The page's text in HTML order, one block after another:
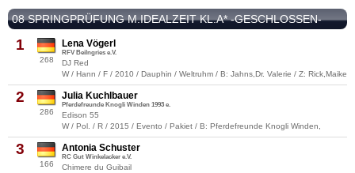
08 SPRINGPRÜFUNG M.IDEALZEIT KL.A* -GESCHLOSSEN-
1
268
Lena Vögerl
RFV Beilngries e.V.
DJ Red
W / Hann / F / 2010 / Dauphin / Weltruhm / B: Jahns,Dr. Valerie / Z: Rick,Maike
2
286
Julia Kuchlbauer
Pferdefreunde Knogli Winden 1993 e.
Edison 55
W / Pol. / R / 2015 / Evento / Pakiet / B: Pferdefreunde Knogli Winden,
3
166
Antonia Schuster
RC Gut Winkelacker e.V.
Chimere du Guibail